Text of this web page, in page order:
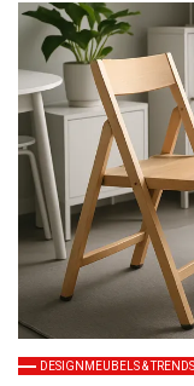
DESIGNMEUBELS & TRENDS